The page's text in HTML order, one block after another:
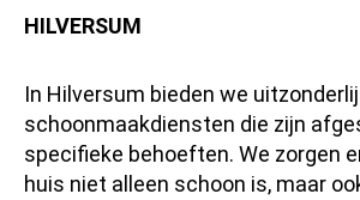
HILVERSUM
In Hilversum bieden we
schoonmaakdiensten die zijn
specifieke behoeften. We zorgen
huis niet alleen schoon is, maar